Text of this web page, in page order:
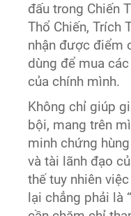
đấu trong Chiến
Thổ Chiến, Trích
nhận được điểm
dùng để mua
của chính mình.
Không chỉ giúp
bội, mang trên
minh chứng
và tài lãnh đạo
thế tuy nhiên
lại chẳng phải là